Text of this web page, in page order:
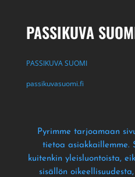
PASSIKUVA
PASSIKUVA SUOMI
passikuvasuomi.fi
Pyrimme tarjoamaan
tietoa asiakkaillemme.
kuitenkin yleisluontoista,
sisällön oikeellisuudesta